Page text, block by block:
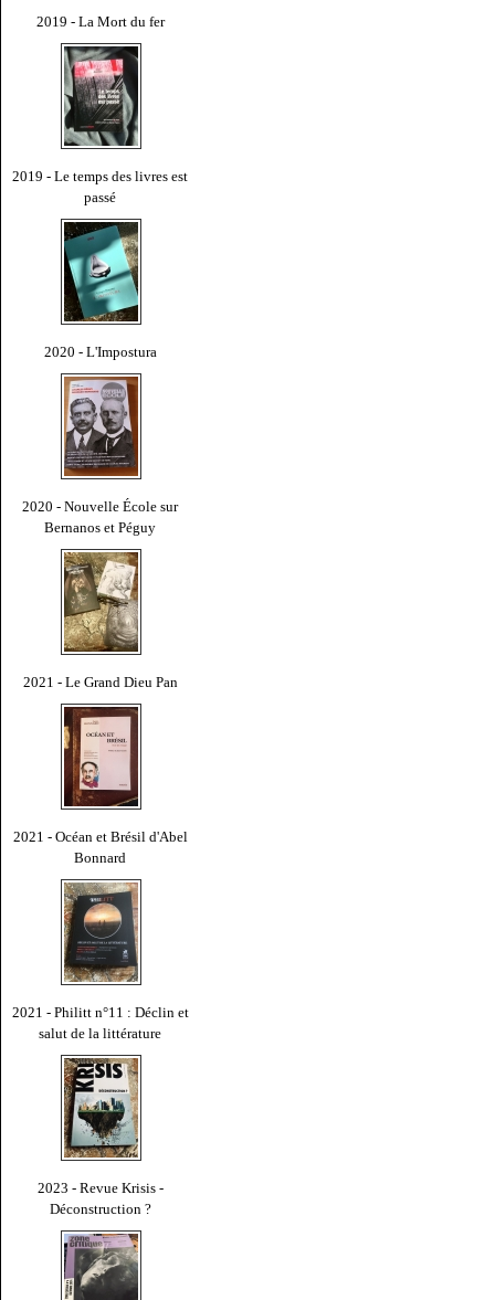
2019 - La Mort du fer
2019 - Le temps des livres est
passé
2020 - L'Impostura
2020 - Nouvelle École sur
Bernanos et Péguy
2021 - Le Grand Dieu Pan
2021 - Océan et Brésil d'Abel
Bonnard
2021 - Philitt n°11 : Déclin et
salut de la littérature
2023 - Revue Krisis -
Déconstruction ?